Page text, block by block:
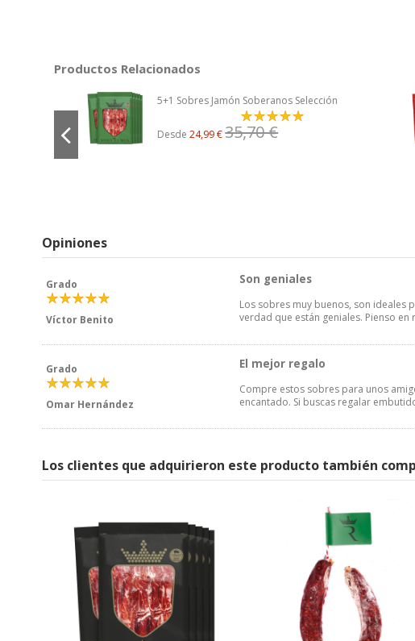
Productos Relacionados
5+1 Sobres Jamón Soberanos Selección
Desde24,99 €35,70 €
Opiniones
Grado
Víctor Benito
Son geniales
Los sobres muy buenos, son ideales
verdad que están geniales. Pienso en
Grado
Omar Hernández
El mejor regalo
Compre estos sobres para unos
encantado. Si buscas regalar
Los clientes que adquirieron este producto también